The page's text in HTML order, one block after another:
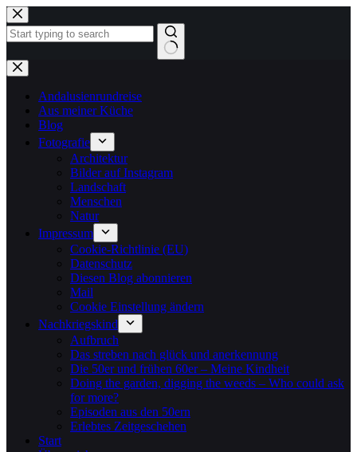
Zum
Inhalt
springen
Keine
Ergebnisse
Andalusienrundreise
Aus meiner Küche
Blog
Fotografie
Architektur
Bilder auf Instagram
Landschaft
Menschen
Natur
Impressum
Cookie-Richtlinie (EU)
Datenschutz
Diesen Blog abonnieren
Mail
Cookie Einstellung ändern
Nachkriegskind
Aufbruch
Das streben nach glück und anerkennung
Die 50er und frühen 60er – Meine Kindheit
Doing the garden, digging the weeds – Who could ask
for more?
Episoden aus den 50ern
Erlebtes Zeitgeschehen
Start